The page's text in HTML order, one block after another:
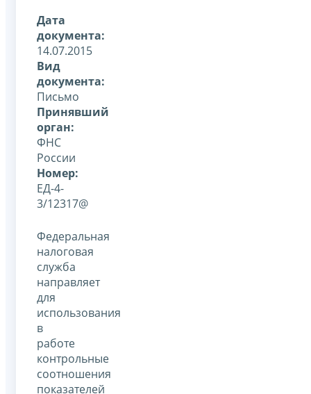
Дата
документа:
14.07.2015
Вид
документа:
Письмо
Принявший
орган:
ФНС
России
Номер:
ЕД-4-
3/12317@
Федеральная
налоговая
служба
направляет
для
использования
в
работе
контрольные
соотношения
показателей